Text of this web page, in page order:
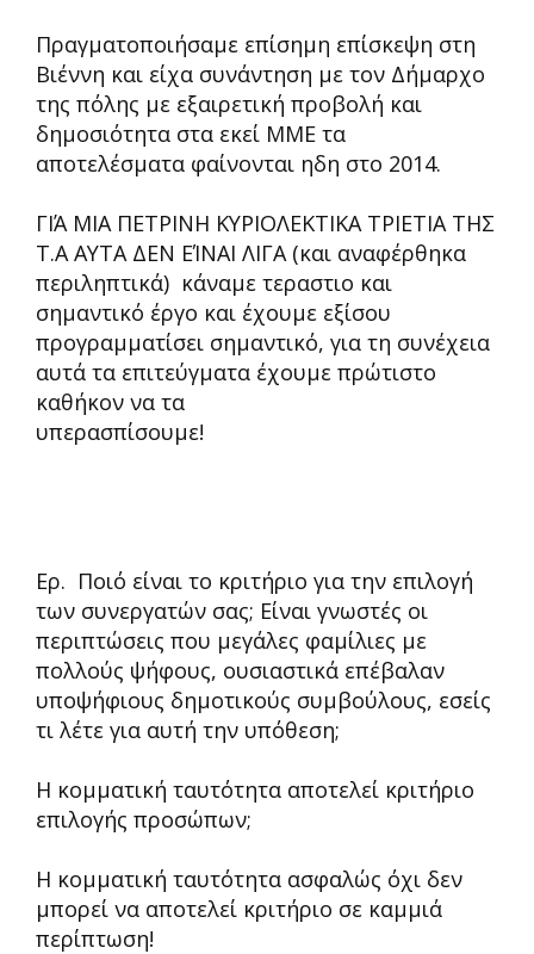
Πραγματοποιήσαμε επίσημη επίσκεψη στη
Βιέννη και είχα συνάντηση με τον Δήμαρχο
της πόλης με εξαιρετική προβολή και
δημοσιότητα στα εκεί ΜΜΕ τα
αποτελέσματα φαίνονται ηδη στο 2014.
ΓΙΆ ΜΙΑ ΠΕΤΡΙΝΗ ΚΥΡΙΟΛΕΚΤΙΚΑ ΤΡΙΕΤΙΑ ΤΗΣ
Τ.Α ΑΥΤΑ ΔΕΝ ΕΊΝΑΙ ΛΙΓΑ (και αναφέρθηκα
περιληπτικά) κάναμε τεραστιο και
σημαντικό έργο και έχουμε εξίσου
προγραμματίσει σημαντικό, για τη συνέχεια
αυτά τα επιτεύγματα έχουμε πρώτιστο
καθήκον να τα
Ερ. Ποιό είναι το κριτήριο για την επιλογή
των συνεργατών σας; Είναι γνωστές οι
περιπτώσεις που μεγάλες φαμίλιες με
πολλούς ψήφους, ουσιαστικά επέβαλαν
υποψήφιους δημοτικούς συμβούλους, εσείς
τι λέτε για αυτή την υπόθεση;
Η κομματική ταυτότητα αποτελεί κριτήριο
επιλογής προσώπων;
Η κομματική ταυτότητα ασφαλώς όχι δεν
μπορεί να αποτελεί κριτήριο σε καμμιά
περίπτωση!